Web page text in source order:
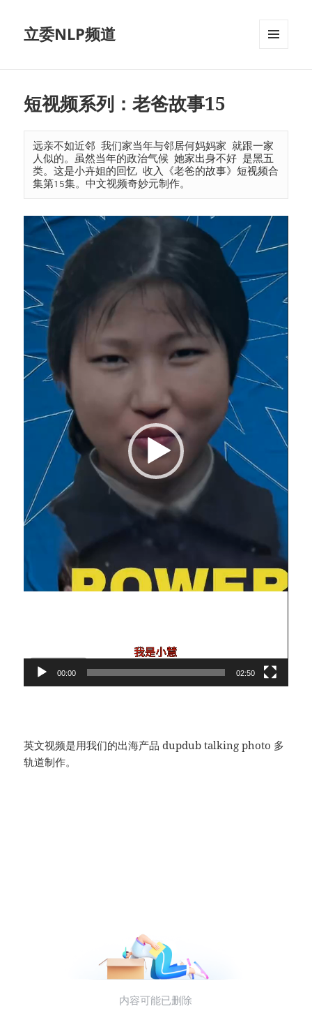
立委NLP频道
短视频系列：老爸故事15
远亲不如近邻 我们家当年与邻居何妈妈家 就跟一家
人似的。虽然当年的政治气候 她家出身不好 是黑五
类。这是小卉姐的回忆 收入《老爸的故事》短视频合
集第15集。中文视频奇妙元制作。
频
器
00:00 02:50
英文视频是用我们的出海产品 dupdub talking photo 多
轨道制作。